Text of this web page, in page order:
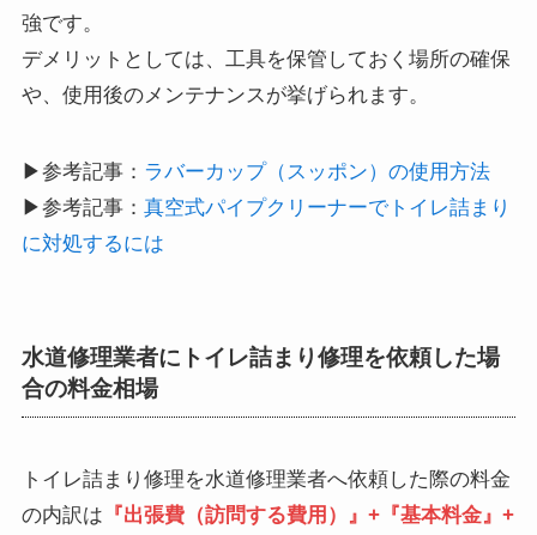
強です。
デメリットとしては、工具を保管しておく場所の確保
や、使用後のメンテナンスが挙げられます。
▶参考記事： ラバーカップ（スッポン）の使用方法
▶参考記事： 真空式パイプクリーナーでトイレ詰まり
に対処するには
水道修理業者にトイレ詰まり修理を依頼した場
合の料金相場
トイレ詰まり修理を水道修理業者へ依頼した際の料金
の内訳は 『出張費（訪問する費用）』+『基本料金』+